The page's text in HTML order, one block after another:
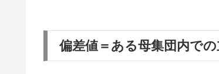
偏差値＝ある母集団内で